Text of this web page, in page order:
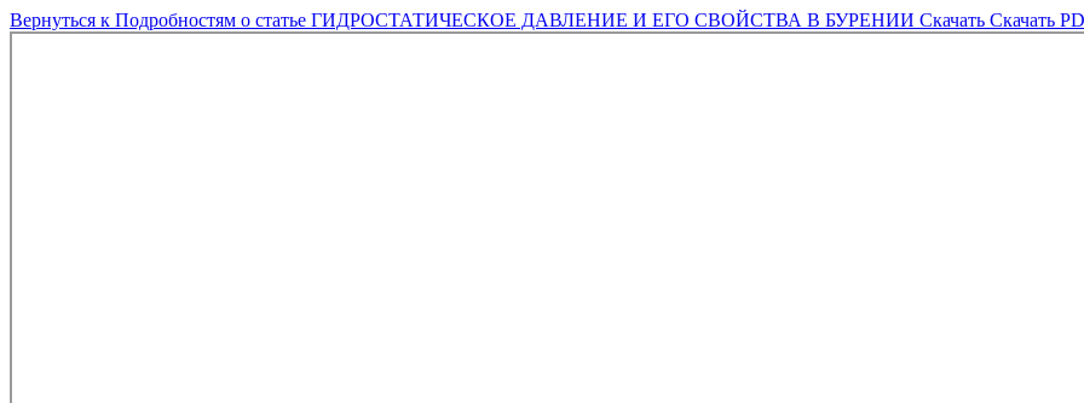
Вернуться к Подробностям о статье ГИДРОСТАТИЧЕСКОЕ ДАВЛЕНИЕ И ЕГО СВОЙСТВА В БУРЕНИИ Скачать Скачать